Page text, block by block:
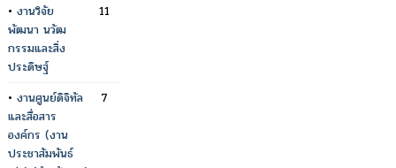
• งานวิจัย
พัฒนา นวัฒ
กรรมและสิ่ง
ประดิษฐ์
11
• งานศูนย์ดิจิทัล
และสื่อสาร
องค์กร (งาน
ประชาสัมพันธ์
7